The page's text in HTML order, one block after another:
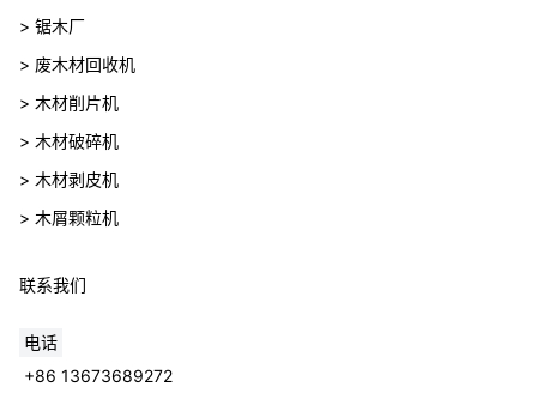
> 锯木厂
> 废木材回收机
> 木材削片机
> 木材破碎机
> 木材剥皮机
> 木屑颗粒机
联系我们
电话
+86 13673689272